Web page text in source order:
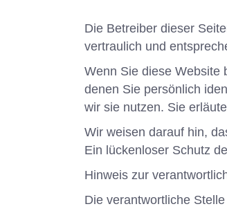
Die Betreiber dieser
vertraulich und
Wenn Sie diese Website
denen Sie persönlich
wir sie nutzen. Sie
Wir weisen darauf hin,
Ein lückenloser Schutz
Hinweis zur
Die verantwortliche